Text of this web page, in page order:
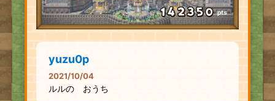
pts
yuzu0p
2021/10/04
ルルの おうち